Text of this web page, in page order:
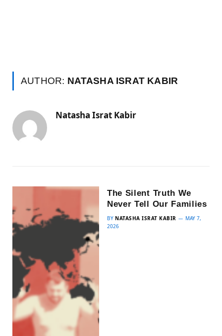
AUTHOR: NATASHA ISRAT KABIR
Natasha Israt Kabir
The Silent Truth We
Never Tell Our Families
BY NATASHA ISRAT KABIR
MAY 7,
2026